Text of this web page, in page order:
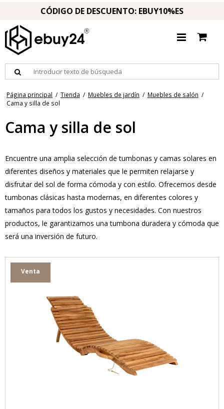
CÓDIGO DE DESCUENTO: EBUY10%ES
Página principal / Tienda / Muebles de jardín / Muebles de salón /
Cama y silla de sol
Cama y silla de sol
Encuentre una amplia selección de tumbonas y camas solares en
diferentes diseños y materiales que le permiten relajarse y
disfrutar del sol de forma cómoda y con estilo. Ofrecemos desde
tumbonas clásicas hasta modernas, en diferentes colores y
tamaños para todos los gustos y necesidades. Con nuestros
productos, le garantizamos una tumbona duradera y cómoda que
será una inversión de futuro.
Venta